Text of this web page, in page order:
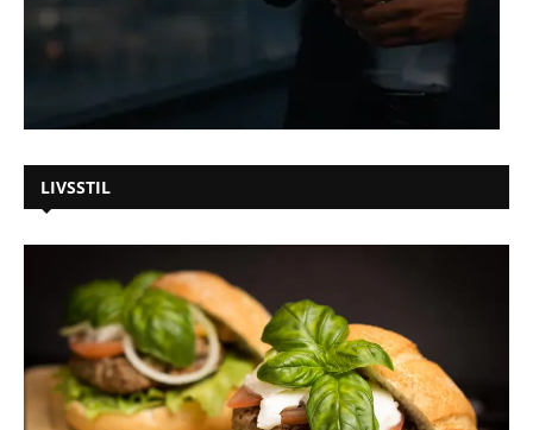
LIVSSTIL